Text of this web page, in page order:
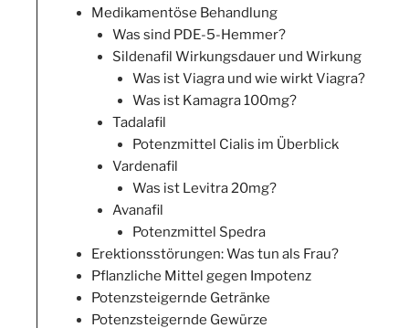
Medikamentöse Behandlung
Was sind PDE-5-Hemmer?
Sildenafil Wirkungsdauer und Wirkung
Was ist Viagra und wie wirkt Viagra?
Was ist Kamagra 100mg?
Tadalafil
Potenzmittel Cialis im Überblick
Vardenafil
Was ist Levitra 20mg?
Avanafil
Potenzmittel Spedra
Erektionsstörungen: Was tun als Frau?
Pflanzliche Mittel gegen Impotenz
Potenzsteigernde Getränke
Potenzsteigernde Gewürze